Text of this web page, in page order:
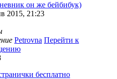
он же бейбибук)
2015, 21:23
Petrovna Перейти к
бесплатно